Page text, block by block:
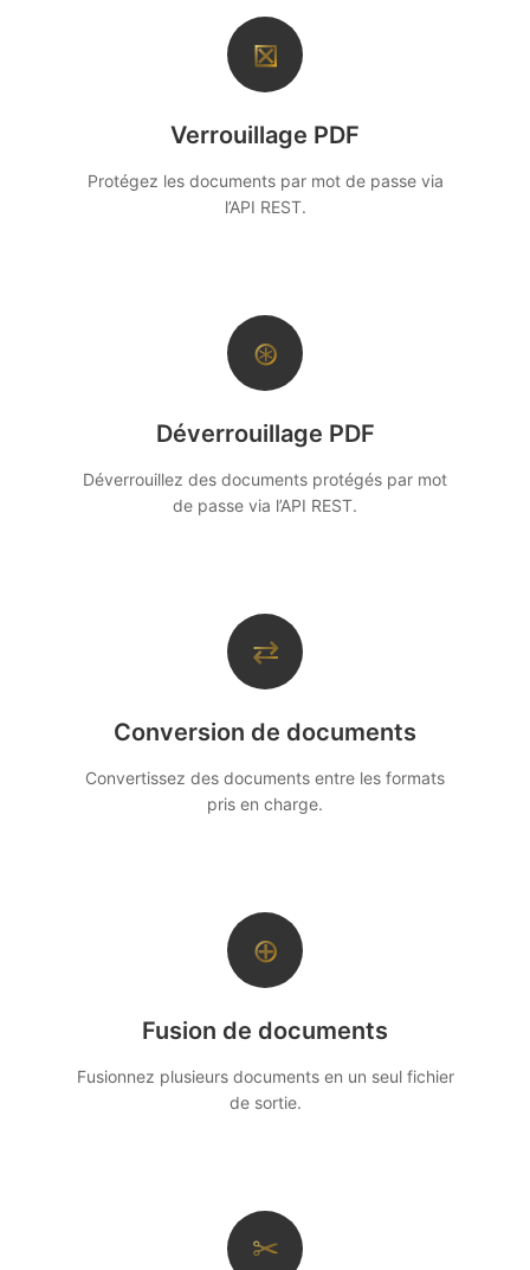
⊠
Verrouillage PDF
Protégez les documents par mot de passe via
l’API REST.
⊛
Déverrouillage PDF
Déverrouillez des documents protégés par mot
de passe via l’API REST.
⇄
Conversion de documents
Convertissez des documents entre les formats
pris en charge.
⊕
Fusion de documents
Fusionnez plusieurs documents en un seul fichier
de sortie.
✂